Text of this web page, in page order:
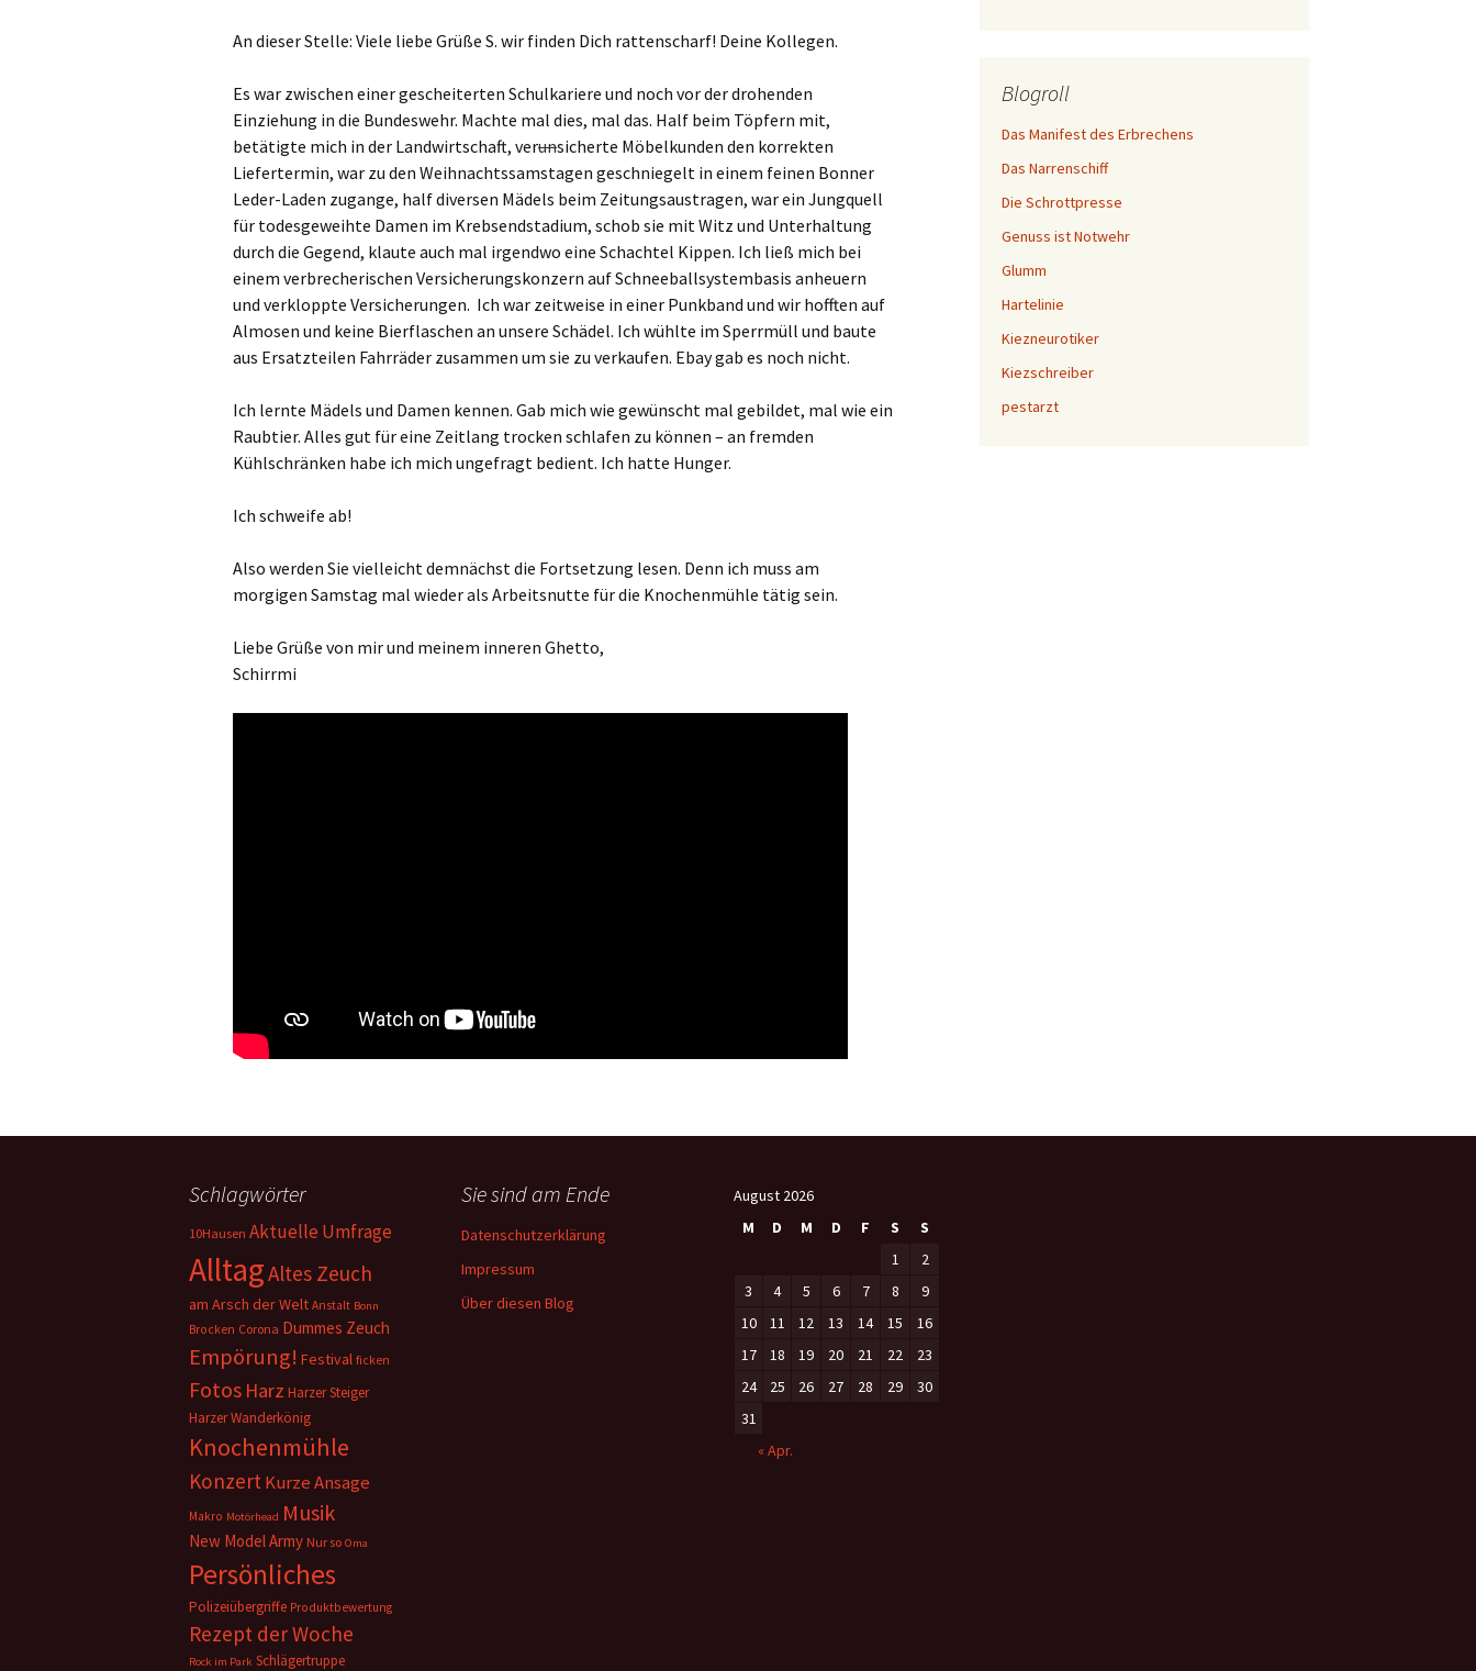
An dieser Stelle: Viele liebe Grüße S. wir finden Dich rattenscharf! Deine Kollegen.
Es war zwischen einer gescheiterten Schulkariere und noch vor der drohenden
Einziehung in die Bundeswehr. Machte mal dies, mal das. Half beim Töpfern mit,
betätigte mich in der Landwirtschaft, verunsicherte Möbelkunden den korrekten
Liefertermin, war zu den Weihnachtssamstagen geschniegelt in einem feinen Bonner
Leder-Laden zugange, half diversen Mädels beim Zeitungsaustragen, war ein Jungquell
für todesgeweihte Damen im Krebsendstadium, schob sie mit Witz und Unterhaltung
durch die Gegend, klaute auch mal irgendwo eine Schachtel Kippen. Ich ließ mich bei
einem verbrecherischen Versicherungskonzern auf Schneeballsystembasis anheuern
und verkloppte Versicherungen. Ich war zeitweise in einer Punkband und wir hofften auf
Almosen und keine Bierflaschen an unsere Schädel. Ich wühlte im Sperrmüll und baute
aus Ersatzteilen Fahrräder zusammen um sie zu verkaufen. Ebay gab es noch nicht.
Ich lernte Mädels und Damen kennen. Gab mich wie gewünscht mal gebildet, mal wie ein
Raubtier. Alles gut für eine Zeitlang trocken schlafen zu können – an fremden
Kühlschränken habe ich mich ungefragt bedient. Ich hatte Hunger.
Ich schweife ab!
Also werden Sie vielleicht demnächst die Fortsetzung lesen. Denn ich muss am
morgigen Samstag mal wieder als Arbeitsnutte für die Knochenmühle tätig sein.
Liebe Grüße von mir und meinem inneren Ghetto,
Schirrmi
Blogroll
Das Manifest des Erbrechens
Das Narrenschiff
Die Schrottpresse
Genuss ist Notwehr
Glumm
Hartelinie
Kiezneurotiker
Kiezschreiber
pestarzt
Schlagwörter
10Hausen Aktuelle Umfrage
AlltagAltes Zeuch
am Arsch der Welt Anstalt Bonn
Brocken Corona Dummes Zeuch
Empörung! Festival ficken
Fotos Harz Harzer Steiger
Harzer Wanderkönig
Knochenmühle
KonzertKurze Ansage
Makro Motörhead Musik
New Model Army Nur so Oma
Persönliches
Polizeiübergriffe Produktbewertung
Rezept der Woche
Rock im Park Schlägertruppe
Sie sind am Ende
Datenschutzerklärung
Impressum
Über diesen Blog
August 2026
M
D M D F S
S
1
2
3
4 5 6 7 8
9
10
11 12 13 14 15
16
17
18 19 20 21 22
23
24
25 26 27 28 29
30
31
« Apr.